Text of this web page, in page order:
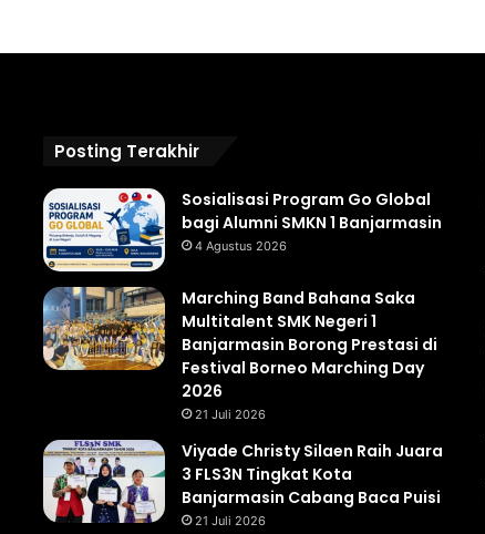
Posting Terakhir
Sosialisasi Program Go Global
bagi Alumni SMKN 1 Banjarmasin
4 Agustus 2026
Marching Band Bahana Saka
Multitalent SMK Negeri 1
Banjarmasin Borong Prestasi di
Festival Borneo Marching Day
2026
21 Juli 2026
Viyade Christy Silaen Raih Juara
3 FLS3N Tingkat Kota
Banjarmasin Cabang Baca Puisi
21 Juli 2026